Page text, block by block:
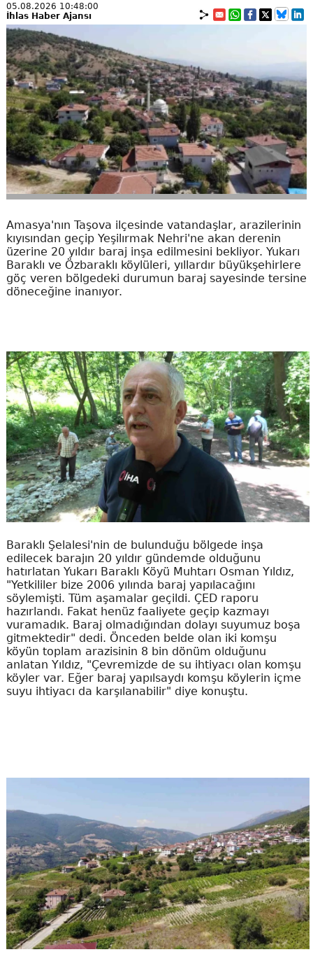
05.08.2026 10:48:00
İhlas Haber Ajansı
Amasya'nın Taşova ilçesinde vatandaşlar, arazilerinin
kıyısından geçip Yeşilırmak Nehri'ne akan derenin
üzerine 20 yıldır baraj inşa edilmesini bekliyor. Yukarı
Baraklı ve Özbaraklı köylüleri, yıllardır büyükşehirlere
göç veren bölgedeki durumun baraj sayesinde tersine
döneceğine inanıyor.
Baraklı Şelalesi'nin de bulunduğu bölgede inşa
edilecek barajın 20 yıldır gündemde olduğunu
hatırlatan Yukarı Baraklı Köyü Muhtarı Osman Yıldız,
"Yetkililer bize 2006 yılında baraj yapılacağını
söylemişti. Tüm aşamalar geçildi. ÇED raporu
hazırlandı. Fakat henüz faaliyete geçip kazmayı
vuramadık. Baraj olmadığından dolayı suyumuz boşa
gitmektedir" dedi. Önceden belde olan iki komşu
köyün toplam arazisinin 8 bin dönüm olduğunu
anlatan Yıldız, "Çevremizde de su ihtiyacı olan komşu
köyler var. Eğer baraj yapılsaydı komşu köylerin içme
suyu ihtiyacı da karşılanabilir" diye konuştu.